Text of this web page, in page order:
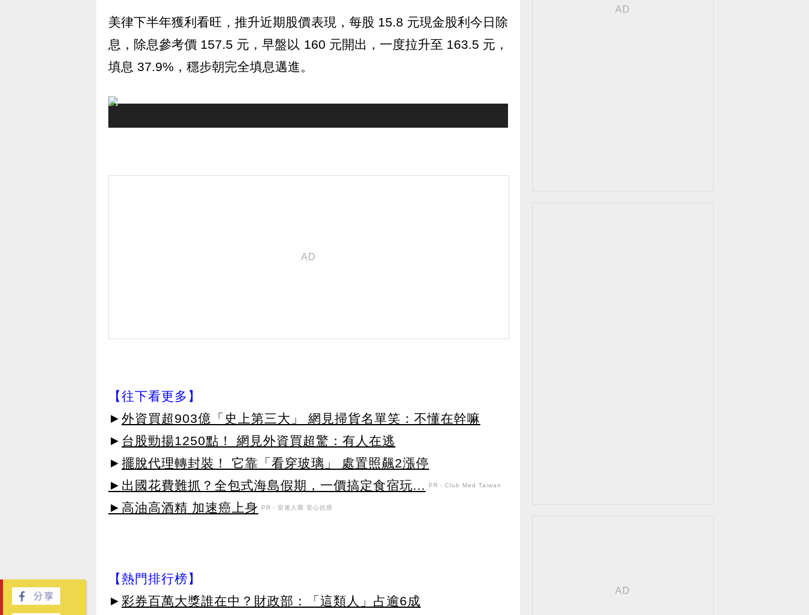
美律下半年獲利看旺，推升近期股價表現，每股 15.8 元現金股利今日除
息，除息參考價 157.5 元，早盤以 160 元開出，一度拉升至 163.5 元，
填息 37.9%，穩步朝完全填息邁進。
【往下看更多】
► 外資買超903億「史上第三大」 網見掃貨名單笑：不懂在幹嘛
► 台股勁揚1250點！ 網見外資買超驚：有人在逃
► 擺脫代理轉封裝！ 它靠「看穿玻璃」 處置照飆2漲停
►出國花費難抓？全包式海島假期，一價搞定食宿玩...
PR・Club Med Taiwan
►高油高酒精 加速癌上身 PR・安達人壽 安心抗癌
【熱門排行榜】
► 彩券百萬大獎誰在中？財政部：「這類人」占逾6成